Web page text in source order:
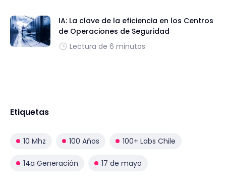
IA: La clave de la eficiencia en los Centros
de Operaciones de Seguridad
Lectura de 6 minutos
Etiquetas
10 Mhz 100 Años 100+ Labs Chile
14a Generación 17 de mayo